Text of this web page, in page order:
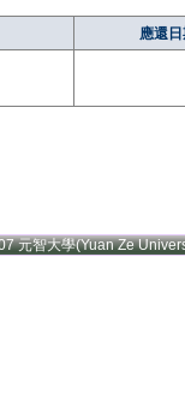
應還日
元智大學(Yuan Ze